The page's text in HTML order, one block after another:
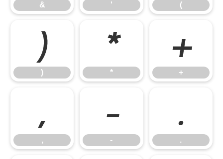
& ' (
)
)
*
*
+
+
,
,
-
-
.
.